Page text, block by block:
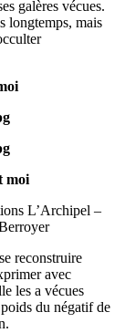
galères vécues.
longtemps, mais
moi
L’Archipel –
avec
les a vécues
du négatif de